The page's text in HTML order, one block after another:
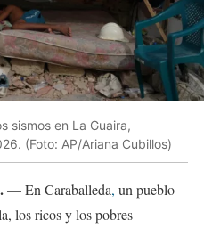
sismos en La Guaira,
(Foto: AP/Ariana Cubillos)
— En Caraballeda, un pueblo
los ricos y los pobres